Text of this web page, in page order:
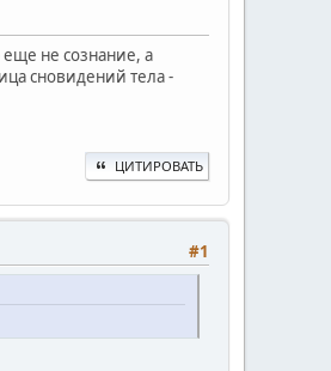
не сознание, а
сновидений тела -
ЦИТИРОВАТЬ
#1